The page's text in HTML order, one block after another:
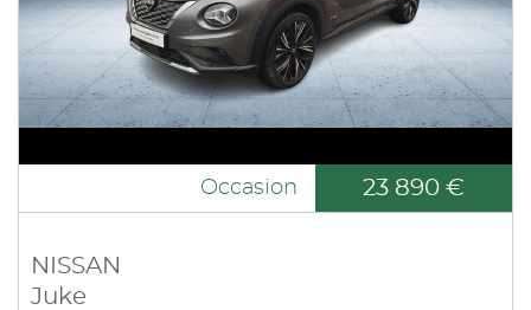
Occasion 23 890 €
NISSAN
Juke